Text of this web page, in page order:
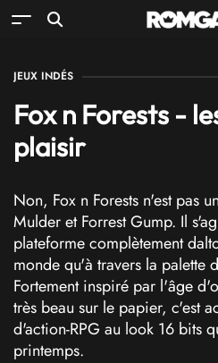
JEUX INDÉS
Fox n Forests -
plaisir
Non, Fox n Forests n'est pas
Mulder et Forrest Gump. Il
plateforme complètement
monde qu'à travers la palette
Fortement inspiré par l'âge
très beau sur le papier, c'est
d'action-RPG au look 16 bits
printemps.